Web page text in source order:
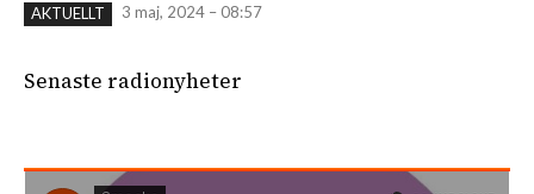
AKTUELLT 3 maj, 2024 – 08:57
Senaste radionyheter